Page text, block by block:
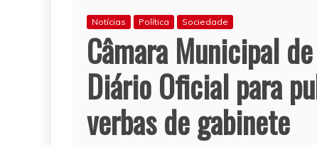
Notícias Política Sociedade
Câmara Municipal
Diário Oficial para
verbas de gabinete